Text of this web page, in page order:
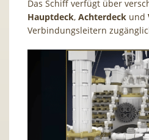
Das Schiff verfügt über
Hauptdeck, Achterdeck und
Verbindungsleitern